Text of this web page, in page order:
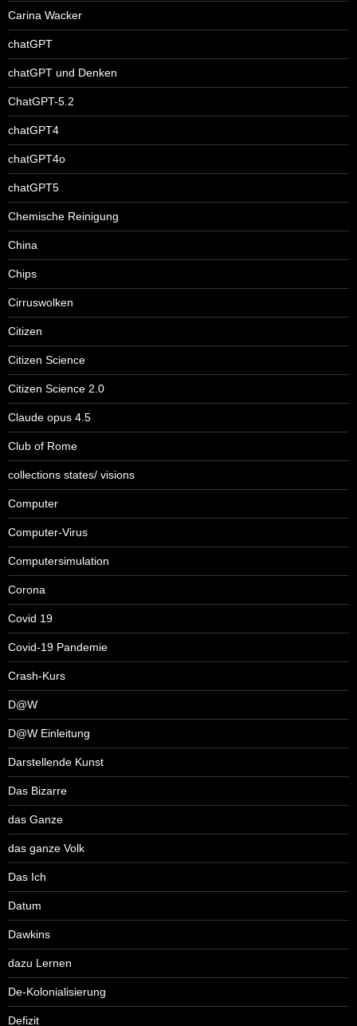
Carina Wacker
chatGPT
chatGPT und Denken
ChatGPT-5.2
chatGPT4
chatGPT4o
chatGPT5
Chemische Reinigung
China
Chips
Cirruswolken
Citizen
Citizen Science
Citizen Science 2.0
Claude opus 4.5
Club of Rome
collections states/ visions
Computer
Computer-Virus
Computersimulation
Corona
Covid 19
Covid-19 Pandemie
Crash-Kurs
D@W
D@W Einleitung
Darstellende Kunst
Das Bizarre
das Ganze
das ganze Volk
Das Ich
Datum
Dawkins
dazu Lernen
De-Kolonialisierung
Defizit